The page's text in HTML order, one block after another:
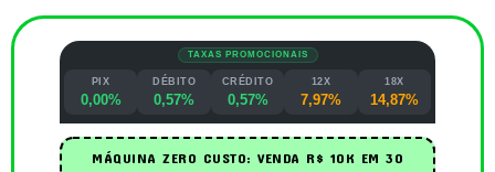
TAXAS PROMOCIONAIS
PIX
0,00%
DÉBITO
0,57%
CRÉDITO
0,57%
12X
7,97%
18X
14,87%
MÁQUINA ZERO CUSTO: VENDA R$ 10K EM 30